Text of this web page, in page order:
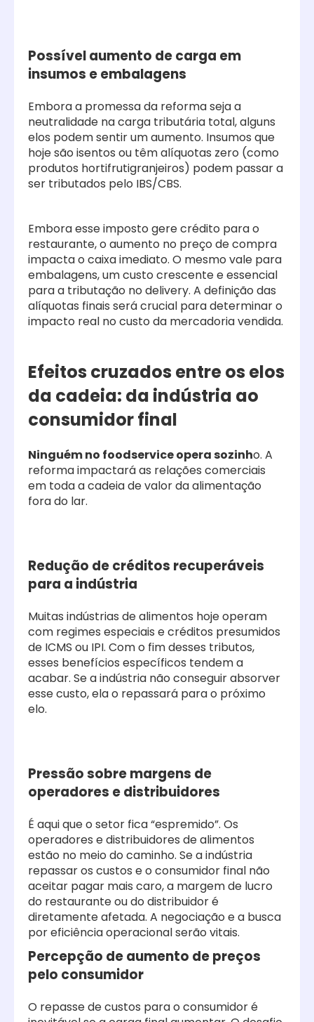
Possível aumento de carga em
insumos e embalagens
Embora a promessa da reforma seja a
neutralidade na carga tributária total, alguns
elos podem sentir um aumento. Insumos que
hoje são isentos ou têm alíquotas zero (como
produtos hortifrutigranjeiros) podem passar a
ser tributados pelo IBS/CBS.
Embora esse imposto gere crédito para o
restaurante, o aumento no preço de compra
impacta o caixa imediato. O mesmo vale para
embalagens, um custo crescente e essencial
para a tributação no delivery. A definição das
alíquotas finais será crucial para determinar o
impacto real no custo da mercadoria vendida.
Efeitos cruzados entre os elos
da cadeia: da indústria ao
consumidor final
Ninguém no foodservice opera sozinho. A
reforma impactará as relações comerciais
em toda a cadeia de valor da alimentação
fora do lar.
Redução de créditos recuperáveis
para a indústria
Muitas indústrias de alimentos hoje operam
com regimes especiais e créditos presumidos
de ICMS ou IPI. Com o fim desses tributos,
esses benefícios específicos tendem a
acabar. Se a indústria não conseguir absorver
esse custo, ela o repassará para o próximo
elo.
Pressão sobre margens de
operadores e distribuidores
É aqui que o setor fica “espremido”. Os
operadores e distribuidores de alimentos
estão no meio do caminho. Se a indústria
repassar os custos e o consumidor final não
aceitar pagar mais caro, a margem de lucro
do restaurante ou do distribuidor é
diretamente afetada. A negociação e a busca
por eficiência operacional serão vitais.
Percepção de aumento de preços
pelo consumidor
O repasse de custos para o consumidor é